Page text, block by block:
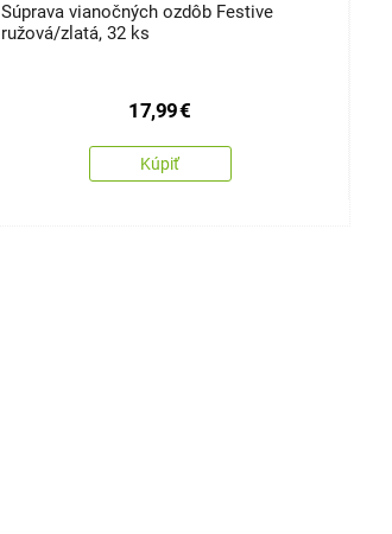
Súprava vianočných ozdôb Festive
ružová/zlatá, 32 ks
17,99€
Kúpiť